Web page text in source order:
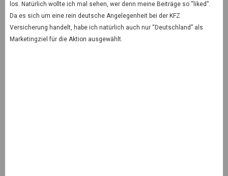
los. Natürlich wollte ich mal sehen, wer denn meine Beiträge so “liked”.
Da es sich um eine rein deutsche Angelegenheit bei der KFZ
Versicherung handelt, habe ich natürlich auch nur “Deutschland” als
Marketingziel für die Aktion ausgewählt.